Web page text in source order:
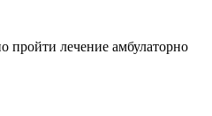
пройти лечение амбулаторно